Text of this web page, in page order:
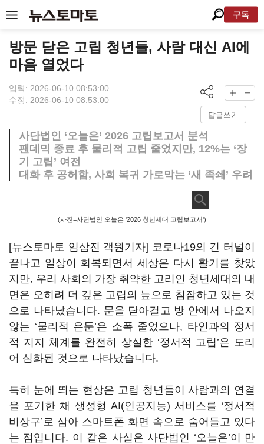
구독
방문 닫은 고립 청년들, 사람 대신 AI에
마음 열었다
입력: 2026-06-10 08:53:00
수정: 2026-06-10 08:53:00
답글쓰기
사단법인 ‘오늘은’ 2026 고립보고서 분석
팬데믹 종료 후 물리적 고립 줄었지만, 12%는 ‘장
기 고립’ 여전
대화 후 공허함, 사회 복귀 가로막는 ‘새 족쇄’ 우려
(사진=사단법인 오늘은 '2026 청년세대 고립보고서')
[뉴스토마토 임삼진 객원기자] 코로나19의 긴 터널이
끝나고 일상이 회복되면서 세상은 다시 활기를 찾았
지만, 우리 사회의 가장 취약한 고리인 청년세대의 내
면은 오히려 더 깊은 고립의 늪으로 침잠하고 있는 것
으로 나타났습니다. 문을 닫아걸고 방 안에서 나오지
않는 ‘물리적 은둔’은 소폭 줄었으나, 타인과의 정서
적 지지 체계를 완전히 상실한 ‘정서적 고립’은 도리
어 심화된 것으로 나타났습니다.
특히 눈에 띄는 현상은 고립 청년들이 사람과의 연결
을 포기한 채 생성형 AI(인공지능) 서비스를 ‘정서적
비상구’로 삼아 스마트폰 화면 속으로 숨어들고 있다
는 점입니다. 이 같은 사실은 사단법인 ‘오늘은’이 만